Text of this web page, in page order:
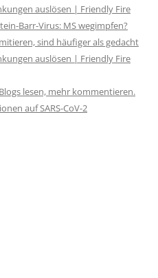
auslösen | Friendly Fire
Barr-Virus: MS wegimpfen?
sind häufiger als gedacht
auslösen | Friendly Fire
lesen, mehr kommentieren.
auf SARS-CoV-2